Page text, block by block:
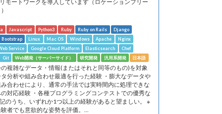
モートワークを導入しています（ロケーションフリー
Javascript Python3 Ruby Ruby on Rails
Django
Bootstrap
Linux Mac OS Windows Apache
Nginx
Service
Google Cloud Platform Elasticsearch
Chef
Git
Web開発（サーバーサイド） 研究開発 汎用系開発 日本語
複雑なデータ・情報(またはそれと同等のもの)を対象
分析や組み合わせ最適を行った経験 ・膨大なデータや
合わせにより、通常の手法では実時間内に処理できな
対応経験 ・各種プログラミングコンテストでの優秀な
のうち、いずれか1つ以上の経験があると望ましい。 ※
者でも意欲的な姿勢を評価。...